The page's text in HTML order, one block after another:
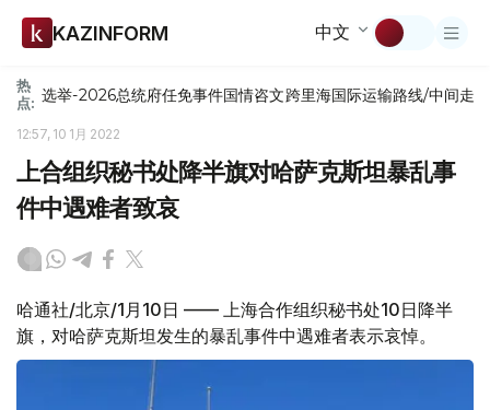
KAZINFORM 中文
热
点: 选举-2026总统府任免事件国情咨文跨里海国际运输路线/中间走廊
12:57, 10 1月 2022
上合组织秘书处降半旗对哈萨克斯坦暴乱事
件中遇难者致哀
哈通社/北京/1月10日 —— 上海合作组织秘书处10日降半
旗，对哈萨克斯坦发生的暴乱事件中遇难者表示哀悼。